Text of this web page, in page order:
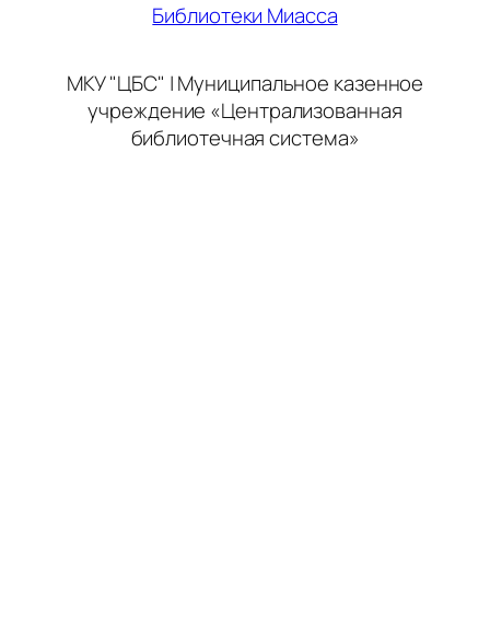
Библиотеки Миасса
МКУ "ЦБС" | Муниципальное казенное
учреждение «Централизованная
библиотечная система»